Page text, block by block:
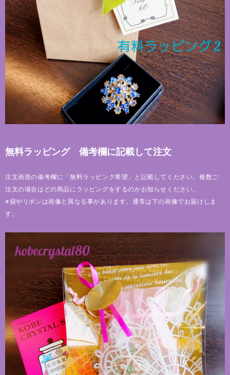
無料ラッピング 備考欄に記載して注文
注文画面の備考欄に「無料ラッピング希望」と記載してください。複数ご
注文の場合はどの商品にラッピングをするのかお知らせください。
※袋やリボンは画像と異なる事があります。通常は下の画像でお届けしま
す。